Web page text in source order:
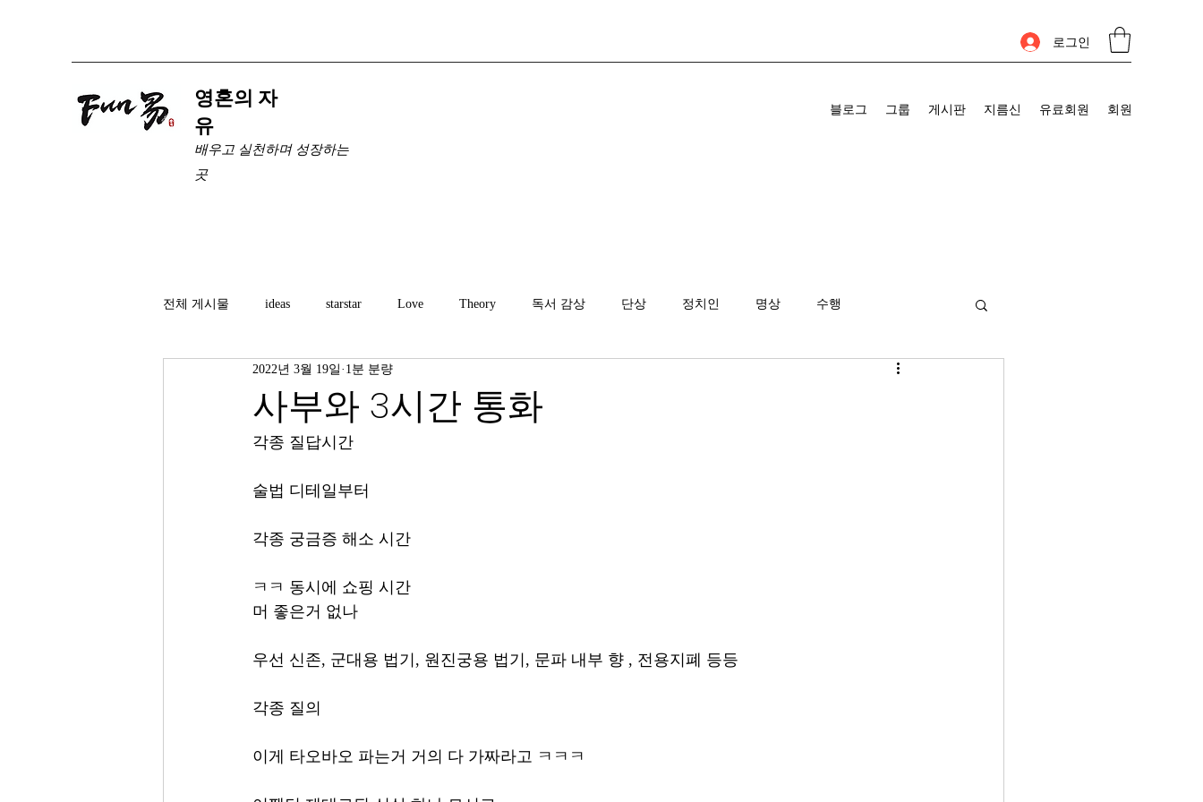
로그인
​영혼의 자
유
배우고 실천하며 성장하는
곳
블로그 그룹 게시판 지름신 유료회원 회원
전체 게시물 ideas starstar Love Theory 독서 감상 단상 정치인 명상 수행
사부와 3시간 통화
2022년 3월 19일 1분 분량
각종 질답시간
술법 디테일부터
각종 궁금증 해소 시간
ㅋㅋ 동시에 쇼핑 시간
머 좋은거 없나
우선 신존, 군대용 법기, 원진궁용 법기, 문파 내부 향 , 전용지폐 등등
각종 질의
이게 타오바오 파는거 거의 다 가짜라고 ㅋㅋㅋ